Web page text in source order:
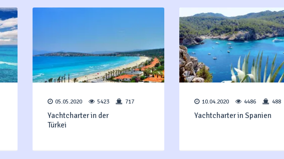
05.05.2020 5423 717
Yachtcharter in der
Türkei
10.04.2020 4486 488
Yachtcharter in Spanien